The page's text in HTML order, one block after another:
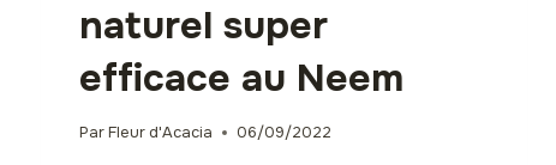
naturel super
efficace au Neem
Par Fleur d'Acacia 06/09/2022